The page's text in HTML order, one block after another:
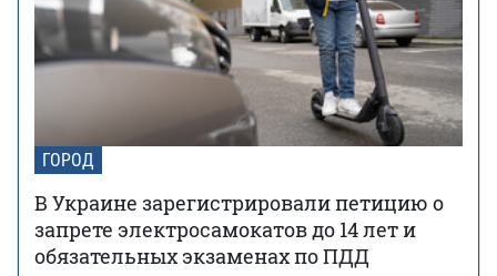
ГОРОД
В Украине зарегистрировали петицию о
запрете электросамокатов до 14 лет и
обязательных экзаменах по ПДД